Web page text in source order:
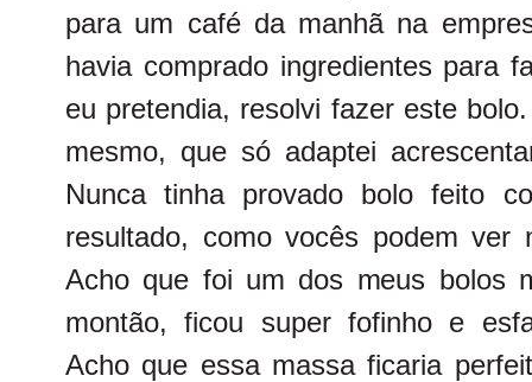
para um café da manhã na
havia comprado ingredientes para
eu pretendia, resolvi fazer este
mesmo, que só adaptei
Nunca tinha provado bolo feito
resultado, como vocês podem ver
Acho que foi um dos meus bolos
montão, ficou super fofinho e
Acho que essa massa ficaria